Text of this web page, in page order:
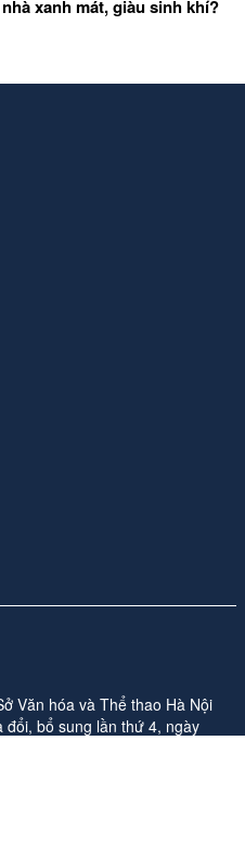
xanh mát, giàu sinh khí?
Văn hóa và Thể thao Hà Nội
bổ sung lần thứ 4, ngày